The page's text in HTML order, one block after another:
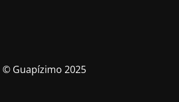
© Guapízimo 2025